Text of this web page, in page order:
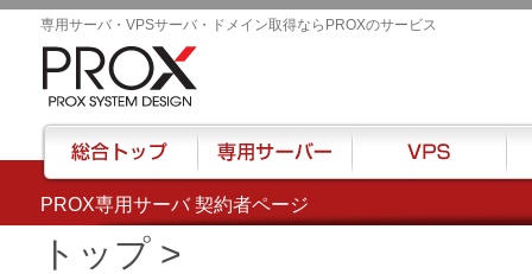
PROX専用サーバ 契約者ページ
専用サーバ・VPSサーバ・ドメイン取得ならPROXのサービス
トップ>
総合トップ 専用サーバー VPS ハ